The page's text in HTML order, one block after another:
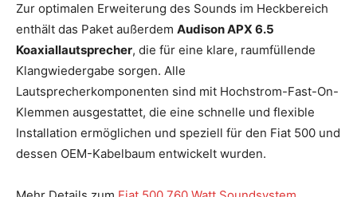
Zur optimalen Erweiterung des Sounds im Heckbereich
enthält das Paket außerdem Audison APX 6.5
Koaxiallautsprecher, die für eine klare, raumfüllende
Klangwiedergabe sorgen. Alle
Lautsprecherkomponenten sind mit Hochstrom-Fast-On-
Klemmen ausgestattet, die eine schnelle und flexible
Installation ermöglichen und speziell für den Fiat 500 und
dessen OEM-Kabelbaum entwickelt wurden.